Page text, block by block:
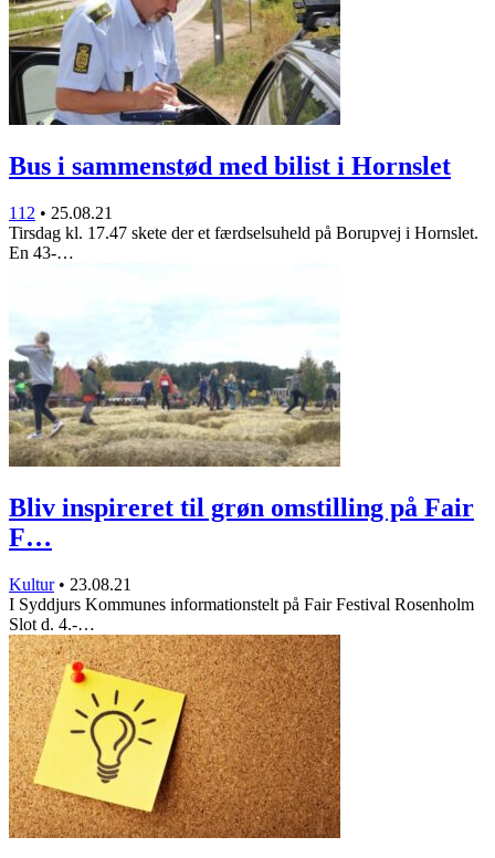
Bus i sammenstød med bilist i Hornslet
112 • 25.08.21
Tirsdag kl. 17.47 skete der et færdselsuheld på Borupvej i Hornslet.
En 43-…
Bliv inspireret til grøn omstilling på Fair
F…
Kultur • 23.08.21
I Syddjurs Kommunes informationstelt på Fair Festival Rosenholm
Slot d. 4.-…